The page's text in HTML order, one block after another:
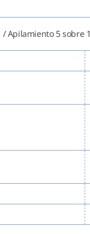
Apilamiento 5 sobre 1